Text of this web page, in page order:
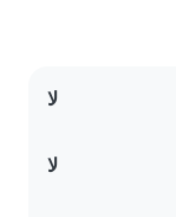
لا
لا